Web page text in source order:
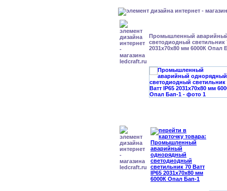
Промышленный
светодиодный светильник
2031x70x80 мм 6000К Опал